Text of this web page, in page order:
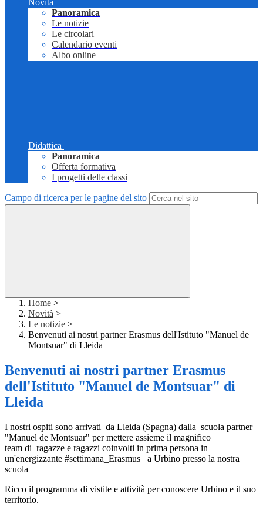
Novità
Panoramica
Le notizie
Le circolari
Calendario eventi
Albo online
Didattica
Panoramica
Offerta formativa
I progetti delle classi
Campo di ricerca per le pagine del sito
Home >
Novità >
Le notizie >
Benvenuti ai nostri partner Erasmus dell'Istituto "Manuel de
Montsuar" di Lleida
Benvenuti ai nostri partner Erasmus
dell'Istituto "Manuel de Montsuar" di
Lleida
I nostri ospiti sono arrivati da Lleida (Spagna) dalla scuola partner
"Manuel de Montsuar" per mettere assieme il magnifico
team di ragazze e ragazzi coinvolti in prima persona in
un'energizzante #settimana_Erasmus a Urbino presso la nostra
scuola
Ricco il programma di vistite e attività per conoscere Urbino e il suo
territorio.